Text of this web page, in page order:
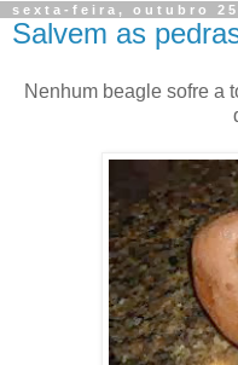
sexta-feira, outubro
Salvem as
Nenhum beagle sofre a